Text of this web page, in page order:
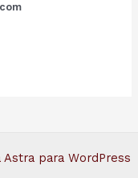
Astra para WordPress